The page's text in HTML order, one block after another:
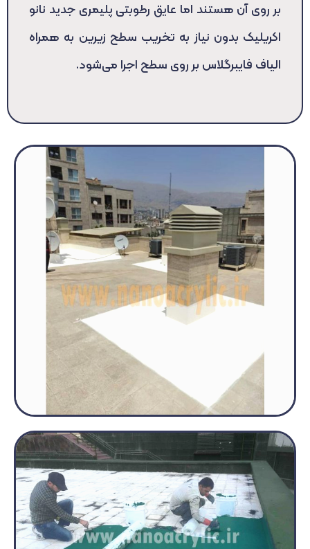
بر روی آن هستند اما عایق رطوبتی پلیمری جدید نانو
اکریلیک بدون نیاز به تخریب سطح زیرین به همراه
الیاف فایبرگلاس بر روی سطح اجرا می‌شود.